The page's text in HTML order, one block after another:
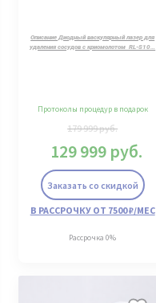
Заказать со скидкой
Описание Диодный васкулярный лазер для
удаления сосудов с криомолотом RL-S10…
Протоколы процедур в подарок
179 999руб.
129 999 руб.
В РАССРОЧКУ ОТ 7500 ₽/МЕС
Рассрочка 0%